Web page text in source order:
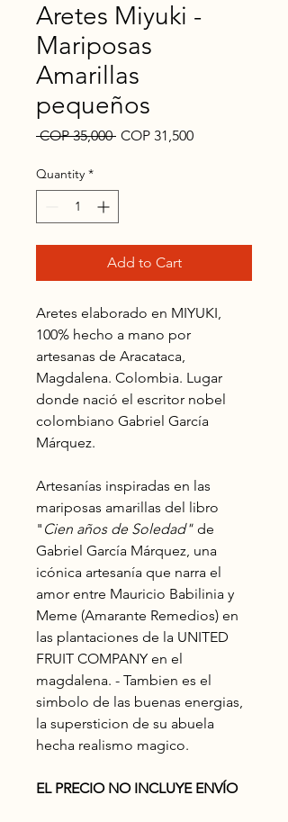
Aretes Miyuki -
Mariposas
Amarillas
pequeños
COP 35,000 Regular
COP 31,500Sale
Quantity *
Add to Cart
Aretes elaborado en MIYUKI,
100% hecho a mano por
artesanas de Aracataca,
Magdalena. Colombia. Lugar
donde nació el escritor nobel
colombiano Gabriel García
Márquez.
Artesanías inspiradas en las
mariposas amarillas del libro
" Cien años de Soledad" de
Gabriel García Márquez, una
icónica artesanía que narra el
amor entre Mauricio Babilinia y
Meme (Amarante Remedios) en
las plantaciones de la UNITED
FRUIT COMPANY en el
magdalena. - Tambien es el
simbolo de las buenas energias,
la supersticion de su abuela
hecha realismo magico.
EL PRECIO NO INCLUYE ENVÍO